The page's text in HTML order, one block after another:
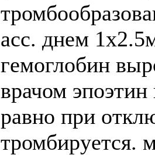
асс. днем
гемоглобин
врачом
равно при
тромбируется.